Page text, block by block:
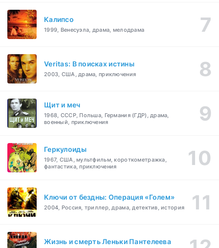
Калипсо
1999, Венесуэла, драма, мелодрама
Veritas: В поисках истины
2003, США, драма, приключения
Щит и меч
1968, СССР, Польша, Германия (ГДР), драма,
военный, приключения
Геркулоиды
1967, США, мультфильм, короткометражка,
фантастика, приключения
Ключи от бездны: Операция «Голем»
2004, Россия, триллер, драма, детектив, история
Жизнь и смерть Леньки Пантелеева